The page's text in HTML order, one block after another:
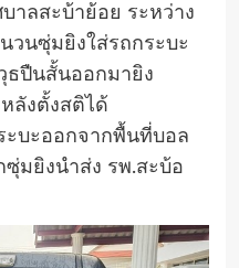
าลสะบ้าย้อย ระหว่าง
วนซุ่มยิงใส่รถกระบะ
ธปืนสั้นออกมายิง
ลังตั้งสติได้
ะบะออกจากพื้นที่บอล
มยิงนำส่ง รพ.สะบ้อ